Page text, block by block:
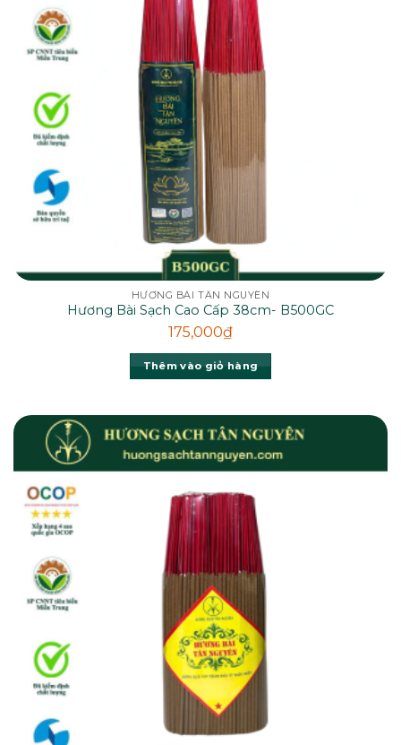
HƯƠNG BÀI TÂN NGUYÊN
Hương Bài Sạch Cao Cấp 38cm- B500GC
175,000₫
Thêm vào giỏ hàng